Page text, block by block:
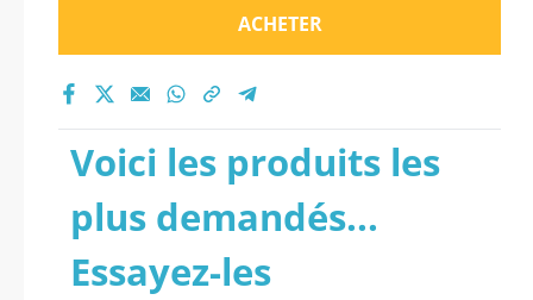
ACHETER
Voici les produits les
plus demandés...
Essayez-les